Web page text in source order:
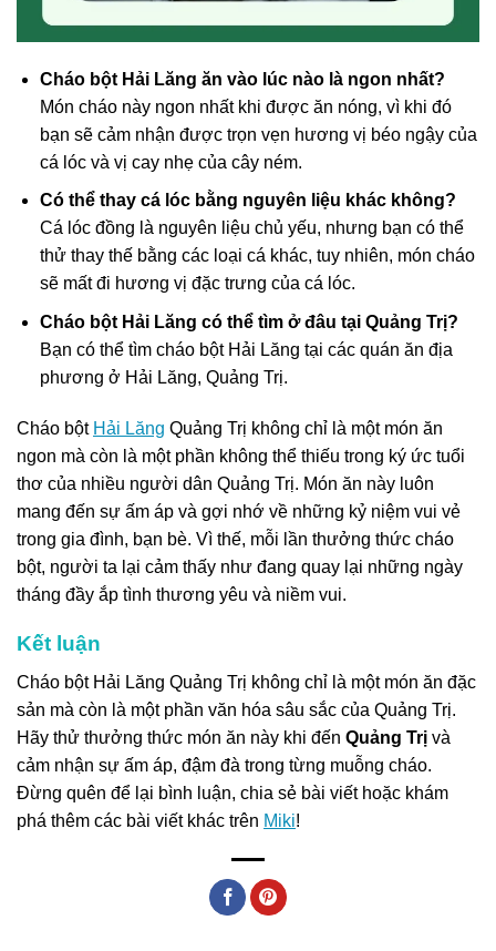
Cháo bột Hải Lăng ăn vào lúc nào là ngon nhất?
Món cháo này ngon nhất khi được ăn nóng, vì khi đó
bạn sẽ cảm nhận được trọn vẹn hương vị béo ngậy của
cá lóc và vị cay nhẹ của cây ném.
Có thể thay cá lóc bằng nguyên liệu khác không?
Cá lóc đồng là nguyên liệu chủ yếu, nhưng bạn có thể
thử thay thế bằng các loại cá khác, tuy nhiên, món cháo
sẽ mất đi hương vị đặc trưng của cá lóc.
Cháo bột Hải Lăng có thể tìm ở đâu tại Quảng Trị?
Bạn có thể tìm cháo bột Hải Lăng tại các quán ăn địa
phương ở Hải Lăng, Quảng Trị.
Cháo bột Hải Lăng Quảng Trị không chỉ là một món ăn
ngon mà còn là một phần không thể thiếu trong ký ức tuổi
thơ của nhiều người dân Quảng Trị. Món ăn này luôn
mang đến sự ấm áp và gợi nhớ về những kỷ niệm vui vẻ
trong gia đình, bạn bè. Vì thế, mỗi lần thưởng thức cháo
bột, người ta lại cảm thấy như đang quay lại những ngày
tháng đầy ắp tình thương yêu và niềm vui.
Kết luận
Cháo bột Hải Lăng Quảng Trị không chỉ là một món ăn đặc
sản mà còn là một phần văn hóa sâu sắc của Quảng Trị.
Hãy thử thưởng thức món ăn này khi đến Quảng Trị và
cảm nhận sự ấm áp, đậm đà trong từng muỗng cháo.
Đừng quên để lại bình luận, chia sẻ bài viết hoặc khám
phá thêm các bài viết khác trên Miki!